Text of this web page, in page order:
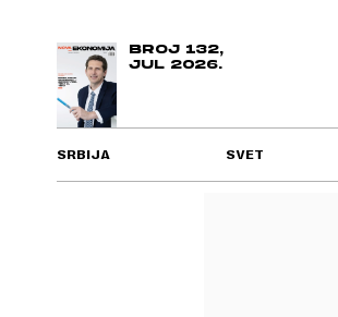
BROJ 132,
JUL 2026.
SRBIJA SVET